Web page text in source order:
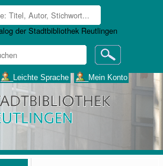
___Leichte Sprache ___Mein Konto